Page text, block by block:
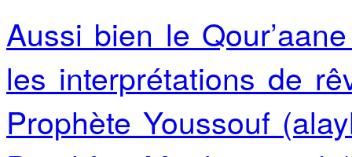
Aussi bien le
les interprétations de
Prophète Youssouf